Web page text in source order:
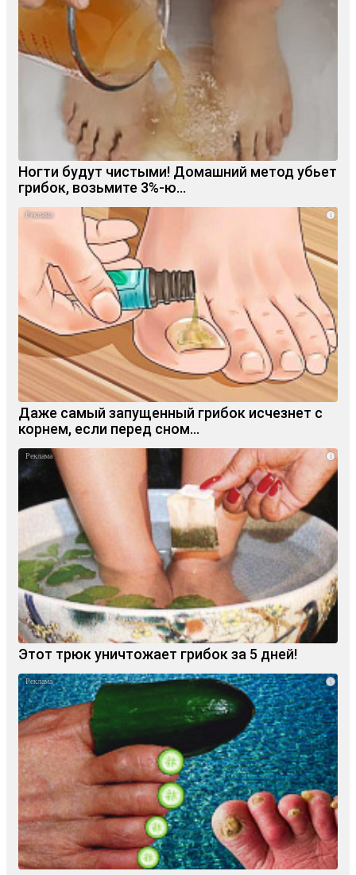
Ногти будут чистыми! Домашний метод убьет
грибок, возьмите 3%-ю…
i
Даже самый запущенный грибок исчезнет с
корнем, если перед сном…
i
Этот трюк уничтожает грибок за 5 дней!
i